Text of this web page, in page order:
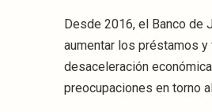
Desde 2016, el Banco de
aumentar los préstamos
desaceleración
preocupaciones en torno